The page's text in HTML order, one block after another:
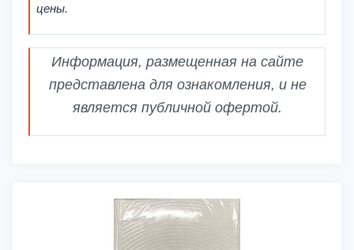
цены.
Информация, размещенная на сайте
представлена для ознакомления, и не
является публичной офертой.